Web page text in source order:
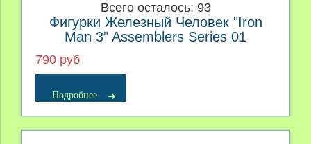
Всего осталось: 93
Фигурки Железный Человек "Iron
Man 3" Assemblers Series 01
790 руб
Подробнее